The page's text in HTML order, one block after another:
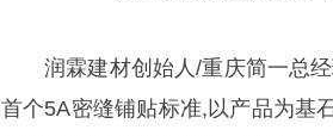
润霖建材创始人/重庆简一总
首个5A密缝铺贴标准,以产品为基